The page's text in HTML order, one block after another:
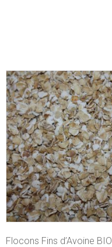
Flocons Fins d’Avoine BIO